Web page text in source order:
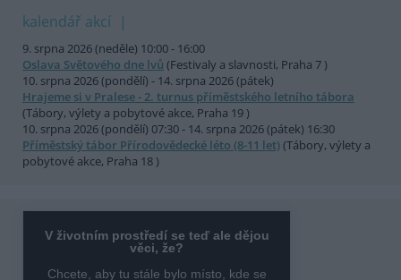
kalendář akcí
9. srpna 2026 (neděle) 10:00 - 16:00
Oslava Světového dne lvů (Festivaly a slavnosti, Praha 7 )
10. srpna 2026 (pondělí) - 14. srpna 2026 (pátek)
Hrajeme si v Pralese - 2. turnus příměstského letního tábora
(Tábory, výlety a pobytové akce, Praha 19 )
10. srpna 2026 (pondělí) 07:30 - 14. srpna 2026 (pátek) 16:30
Příměstský tábor Přírodovědecké léto (8-11 let)(Tábory, výlety a
pobytové akce, Praha 18 )